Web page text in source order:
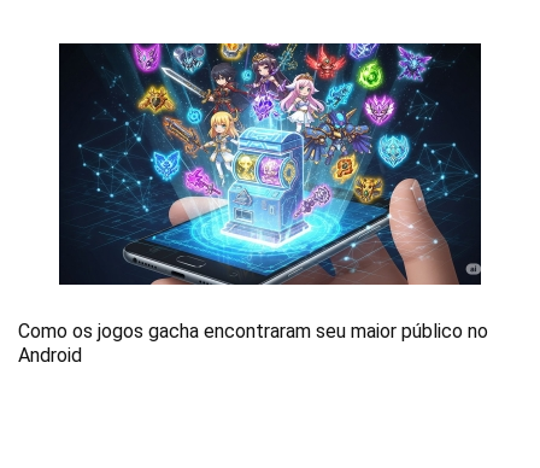
Como os jogos gacha encontraram seu maior público no
Android